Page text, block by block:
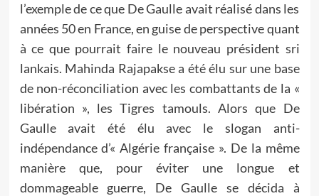
l’exemple de ce que De Gaulle avait réalisé dans les
années 50 en France, en guise de perspective quant
à ce que pourrait faire le nouveau président sri
lankais. Mahinda Rajapakse a été élu sur une base
de non-réconciliation avec les combattants de la «
libération », les Tigres tamouls. Alors que De
Gaulle avait été élu avec le slogan anti-
indépendance d’« Algérie française ». De la même
manière que, pour éviter une longue et
dommageable guerre, De Gaulle se décida à